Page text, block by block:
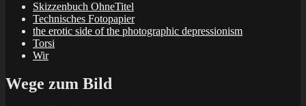
Skizzenbuch OhneTitel
Technisches Fotopapier
the erotic side of the photographic depressionism
Torsi
Wir
Wege zum Bild